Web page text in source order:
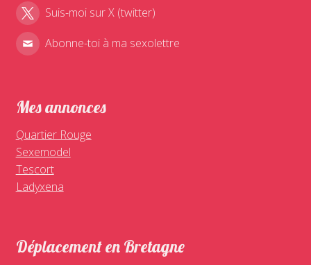
Suis-moi sur X (twitter)
Abonne-toi à ma sexolettre
Mes annonces
Quartier Rouge
Sexemodel
Tescort
Ladyxena
Déplacement en Bretagne